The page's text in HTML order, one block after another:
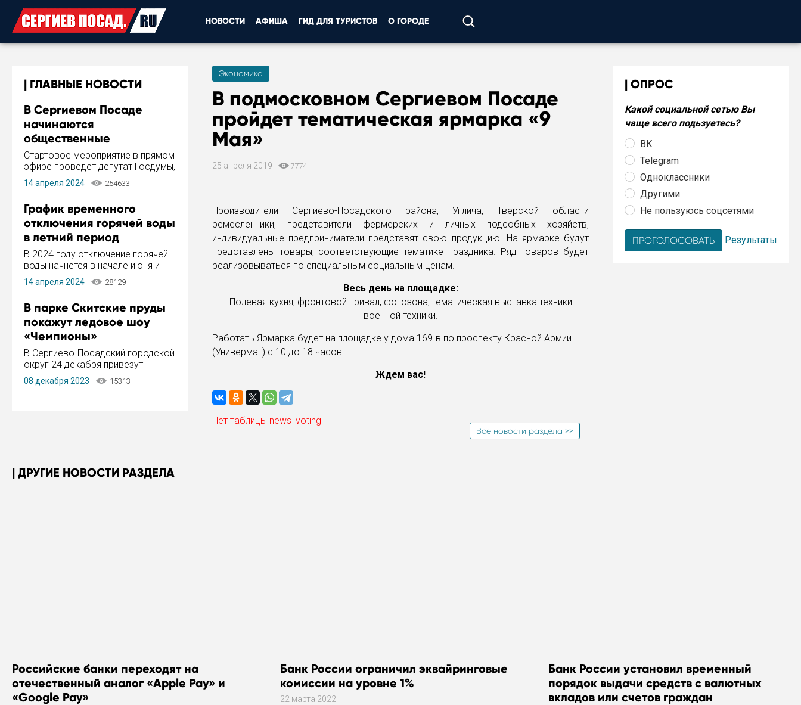
НОВОСТИ АФИША ГИД ДЛЯ ТУРИСТОВ О ГОРОДЕ
ГЛАВНЫЕ НОВОСТИ
В Сергиевом Посаде
начинаются
общественные
обсуждения Стратегии
развития города
Стартовое мероприятие в прямом
эфире проведёт депутат Госдумы,
инициатор и автор Концепции
развития Сергиева Посада и
Пахомов.
14 апреля 2024 254633
График временного
отключения горячей воды
в летний период
В 2024 году отключение горячей
воды начнется в начале июня и
завершится в конце августа.
Период отключения составит не
14 апреля 2024 28129
В парке Скитские пруды
покажут ледовое шоу
«Чемпионы»
В Сергиево-Посадский городской
округ 24 декабря привезут
ледовый тур «Чемпионы»
заслуженного мастера спорта,
08 декабря 2023 15313
Экономика
В подмосковном Сергиевом Посаде
пройдет тематическая ярмарка «9
Мая»
25 апреля 2019 7774
Производители Сергиево-Посадского района, Углича, Тверской области
ремесленники, представители фермерских и личных подсобных хозяйств,
индивидуальные предприниматели представят свою продукцию. На ярмарке будут
представлены товары, соответствующие тематике праздника. Ряд товаров будет
реализовываться по специальным социальным ценам.
Весь день на площадке:
Полевая кухня, фронтовой привал, фотозона, тематическая выставка техники
военной техники.
Работать Ярмарка будет на площадке у дома 169-в по проспекту Красной Армии
(Универмаг) с 10 до 18 часов.
Ждем вас!
Нет таблицы news_voting
Все новости раздела >>
ОПРОС
Какой социальной сетью Вы
чаще всего подьзуетесь?
ВК
Telegram
Одноклассники
Другими
Не пользуюсь соцсетями
Результаты
ДРУГИЕ НОВОСТИ РАЗДЕЛА
Российские банки переходят на
отечественный аналог «Apple Pay» и
«Google Pay»
Банк России ограничил эквайринговые
комиссии на уровне 1%
22 марта 2022
Банк России установил временный
порядок выдачи средств с валютных
вкладов или счетов граждан